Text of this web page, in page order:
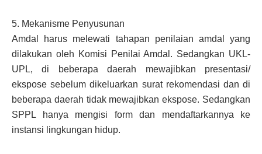
5. Mekanisme Penyusunan
Amdal harus melewati tahapan penilaian amdal yang
dilakukan oleh Komisi Penilai Amdal. Sedangkan UKL-
UPL, di beberapa daerah mewajibkan presentasi/
ekspose sebelum dikeluarkan surat rekomendasi dan di
beberapa daerah tidak mewajibkan ekspose. Sedangkan
SPPL hanya mengisi form dan mendaftarkannya ke
instansi lingkungan hidup.